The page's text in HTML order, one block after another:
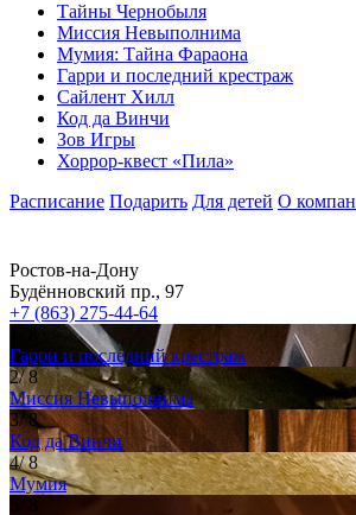
Тайны Чернобыля
Миссия Невыполнима
Мумия: Тайна Фараона
Гарри и последний крестраж
Сайлент Хилл
Код да Винчи
Зов Игры
Хоррор-квест «Пила»
Расписание Подарить Для детей О
Ростов-на-Дону
Будённовский пр., 97
+7 (863) 275-44-64
Гарри и последний крестраж
2/ 8
Миссия Невыполнима
3/ 8
Код да Винчи
4/ 8
Мумия